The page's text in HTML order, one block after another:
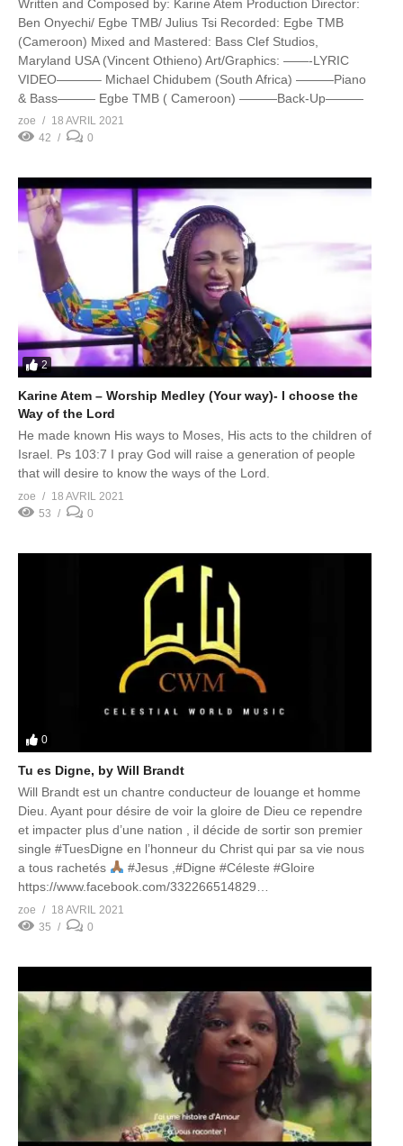
Written and Composed by: Karine Atem Production Director:
Ben Onyechi/ Egbe TMB/ Julius Tsi Recorded: Egbe TMB
(Cameroon) Mixed and Mastered: Bass Clef Studios,
Maryland USA (Vincent Othieno) Art/Graphics: ——-LYRIC
VIDEO———– Michael Chidubem (South Africa) ———Piano
& Bass——— Egbe TMB ( Cameroon) ———Back-Up———
Merveille Onguenet […]
zoe
18 AVRIL 2021
42
0
2
Karine Atem – Worship Medley (Your way)- I choose the
Way of the Lord
He made known His ways to Moses, His acts to the children of
Israel. Ps 103:7 I pray God will raise a generation of people
that will desire to know the ways of the Lord.
zoe
18 AVRIL 2021
53
0
0
Tu es Digne, by Will Brandt
Will Brandt est un chantre conducteur de louange et homme
Dieu. Ayant pour désire de voir la gloire de Dieu ce rependre
et impacter plus d’une nation , il décide de sortir son premier
single #TuesDigne​ en l’honneur du Christ qui par sa vie nous
a tous rachetés
#Jesus​ ,#Digne​ #Céleste​ #Gloire​
https://www.facebook.com/332266514829…
zoe
18 AVRIL 2021
35
0